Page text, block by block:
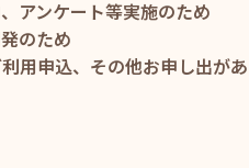
アンケート等実施のため
のため
用申込、その他お申し出が